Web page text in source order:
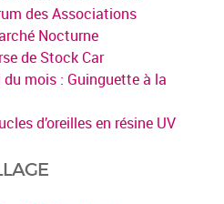
des Associations
Nocturne
de Stock Car
mois : Guinguette à la
d’oreilles en résine UV